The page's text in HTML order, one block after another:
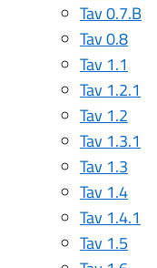
Tav 0.7.B
Tav 0.8
Tav 1.1
Tav 1.2.1
Tav 1.2
Tav 1.3.1
Tav 1.3
Tav 1.4
Tav 1.4.1
Tav 1.5